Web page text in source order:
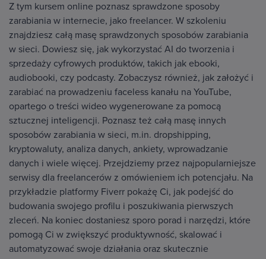
Z tym kursem online poznasz sprawdzone sposoby
zarabiania w internecie, jako freelancer. W szkoleniu
znajdziesz całą masę sprawdzonych sposobów zarabiania
w sieci. Dowiesz się, jak wykorzystać AI do tworzenia i
sprzedaży cyfrowych produktów, takich jak ebooki,
audiobooki, czy podcasty. Zobaczysz również, jak założyć i
zarabiać na prowadzeniu faceless kanału na YouTube,
opartego o treści wideo wygenerowane za pomocą
sztucznej inteligencji. Poznasz też całą masę innych
sposobów zarabiania w sieci, m.in. dropshipping,
kryptowaluty, analiza danych, ankiety, wprowadzanie
danych i wiele więcej. Przejdziemy przez najpopularniejsze
serwisy dla freelancerów z omówieniem ich potencjału. Na
przykładzie platformy Fiverr pokażę Ci, jak podejść do
budowania swojego profilu i poszukiwania pierwszych
zleceń. Na koniec dostaniesz sporo porad i narzędzi, które
pomogą Ci w zwiększyć produktywność, skalować i
automatyzować swoje działania oraz skutecznie